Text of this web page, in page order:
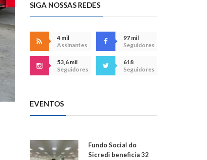
SIGA NOSSAS REDES
4 mil
Assinantes
97 mil
Seguidores
53,6 mil
Seguidores
618
Seguidores
EVENTOS
Fundo Social do
Sicredi beneficia 32